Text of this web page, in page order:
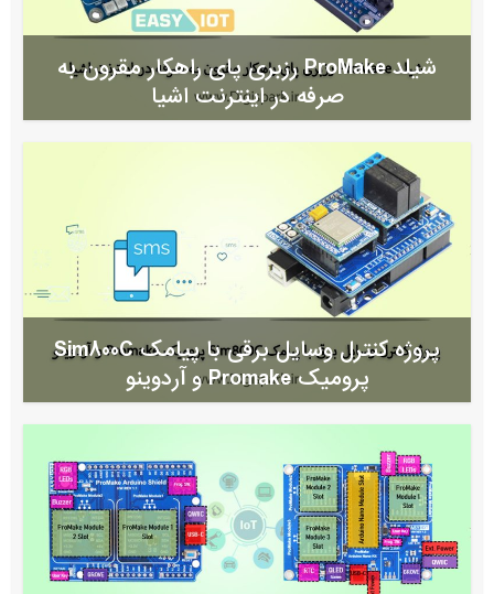
شیلد ProMake رزبری پای راهکار مقرون به
صرفه در اینترنت اشیا
پروژه کنترل وسایل برقی با پیامک Sim800C
پرومیک Promake و آردوینو